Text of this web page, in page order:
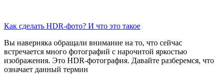
Как сделать HDR-фото? И что это такое
Вы наверняка обращали внимание на то, что сейчас
встречается много фотографий с нарочитой яркостью
изображения. Это HDR-фотография. Давайте разберемся, что
означает данный термин